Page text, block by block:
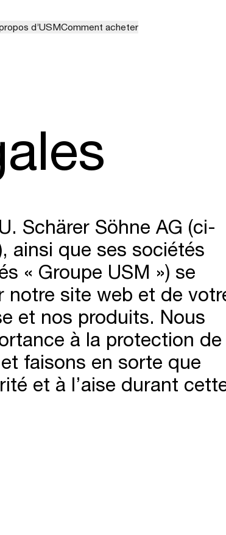
d’USMComment acheter
Schärer Söhne AG (ci-
ainsi que ses sociétés
« Groupe USM ») se
site web et de
et nos produits. Nous
à la protection de
faisons en sorte que
et à l’aise durant